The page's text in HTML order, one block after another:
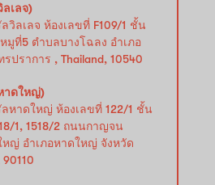
เลจ)
วิลเลจ ห้องเลขที่ F109/1 ชั้น
มูที่5 ตำบลบางโฉลง อำเภอ
ปราการ , Thailand, 10540
าดใหญ่)
หาดใหญ่ ห้องเลขที่ 122/1 ชั้น
1, 1518/2 ถนนกาญจน
ญ่ อำเภอหาดใหญ่ จังหวัด